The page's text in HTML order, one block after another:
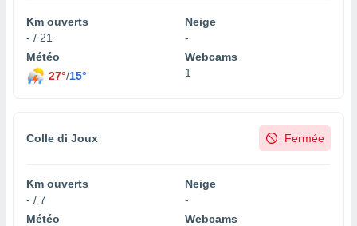
Km ouverts
- / 21
Neige
-
Météo
27°/15°
Webcams
1
Colle di Joux Fermée
Km ouverts
- / 7
Neige
-
Météo
Webcams